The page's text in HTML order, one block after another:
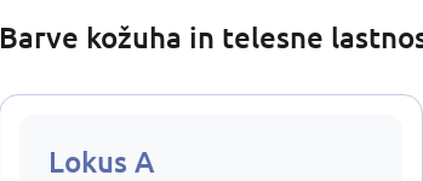
Barve kožuha in telesne
Lokus A